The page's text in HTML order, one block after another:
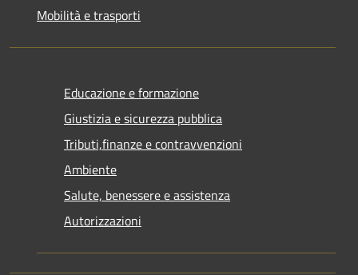
Mobilità e trasporti
Educazione e formazione
Giustizia e sicurezza pubblica
Tributi,finanze e contravvenzioni
Ambiente
Salute, benessere e assistenza
Autorizzazioni